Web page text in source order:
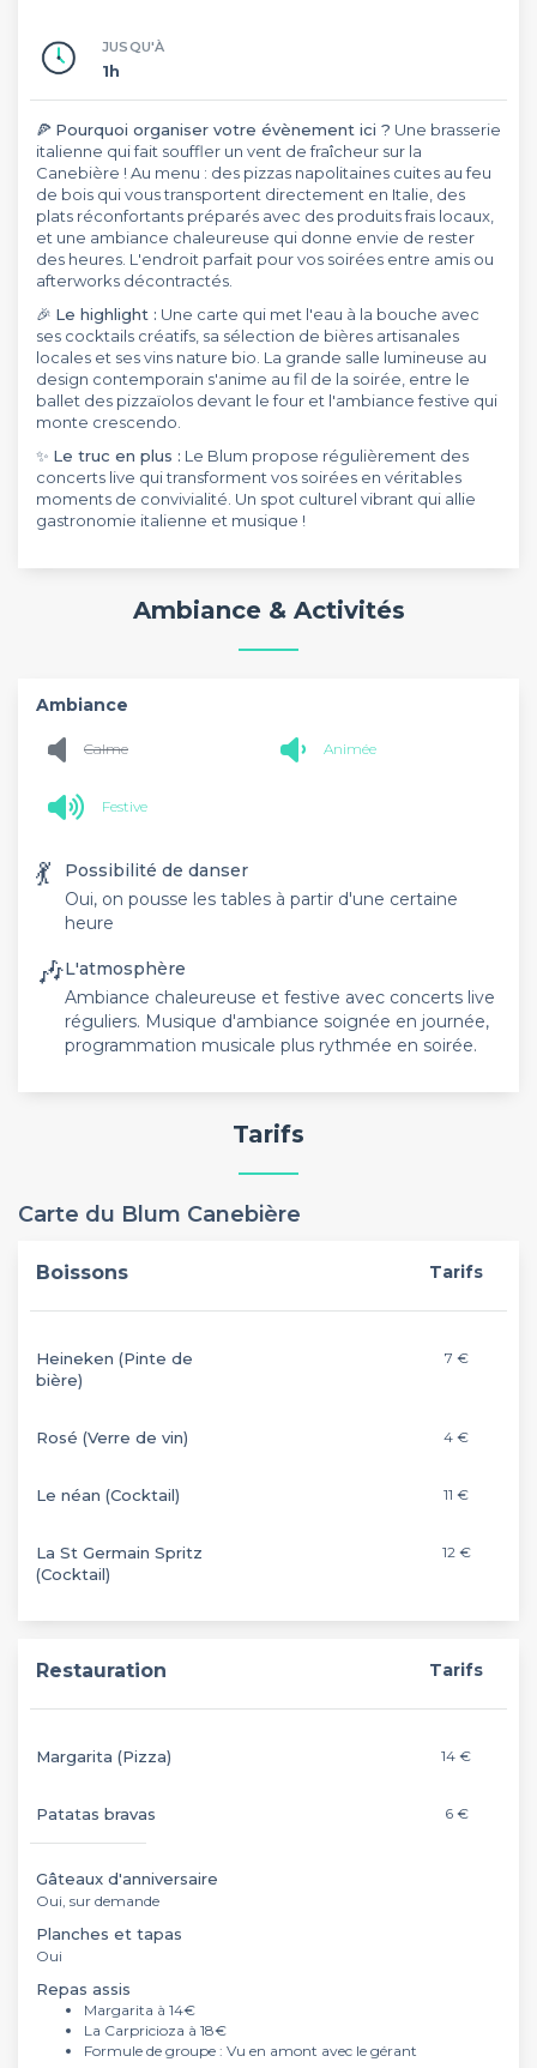
JUSQU'À
1h
🍕 Pourquoi organiser votre évènement ici ? Une brasserie
italienne qui fait souffler un vent de fraîcheur sur la
Canebière ! Au menu : des pizzas napolitaines cuites au feu
de bois qui vous transportent directement en Italie, des
plats réconfortants préparés avec des produits frais locaux,
et une ambiance chaleureuse qui donne envie de rester
des heures. L'endroit parfait pour vos soirées entre amis ou
afterworks décontractés.
🎉 Le highlight : Une carte qui met l'eau à la bouche avec
ses cocktails créatifs, sa sélection de bières artisanales
locales et ses vins nature bio. La grande salle lumineuse au
design contemporain s'anime au fil de la soirée, entre le
ballet des pizzaïolos devant le four et l'ambiance festive qui
monte crescendo.
✨ Le truc en plus : Le Blum propose régulièrement des
concerts live qui transforment vos soirées en véritables
moments de convivialité. Un spot culturel vibrant qui allie
gastronomie italienne et musique !
Ambiance & Activités
Ambiance
Calme Animée
Festive
💃
Possibilité de danser
Oui, on pousse les tables à partir d'une certaine
heure
🎶L'atmosphère
Ambiance chaleureuse et festive avec concerts live
réguliers. Musique d'ambiance soignée en journée,
programmation musicale plus rythmée en soirée.
Tarifs
Carte du Blum Canebière
Boissons Tarifs
Heineken (Pinte de
bière)
7 €
Rosé (Verre de vin) 4 €
Le néan (Cocktail) 11 €
La St Germain Spritz
(Cocktail)
12 €
Restauration Tarifs
Margarita (Pizza) 14 €
Patatas bravas 6 €
Gâteaux d'anniversaire
Oui, sur demande
Planches et tapas
Oui
Repas assis
Margarita à 14€
La Carpricioza à 18€
Formule de groupe : Vu en amont avec le gérant